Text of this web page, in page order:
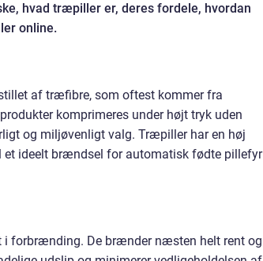
hvad træpiller er, deres fordele, hvordan
online.
af træfibre, som oftest kommer fra
komprimeres under højt tryk uden
og miljøvenligt valg. Træpiller har en høj
et ideelt brændsel for automatisk fødte pillefyr
i forbrænding. De brænder næsten helt rent og